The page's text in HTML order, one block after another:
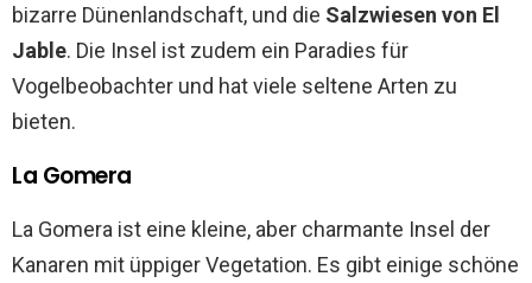
bizarre Dünenlandschaft, und die Salzwiesen von El
Jable. Die Insel ist zudem ein Paradies für
Vogelbeobachter und hat viele seltene Arten zu
bieten.
La Gomera
La Gomera ist eine kleine, aber charmante Insel der
Kanaren mit üppiger Vegetation. Es gibt einige schöne